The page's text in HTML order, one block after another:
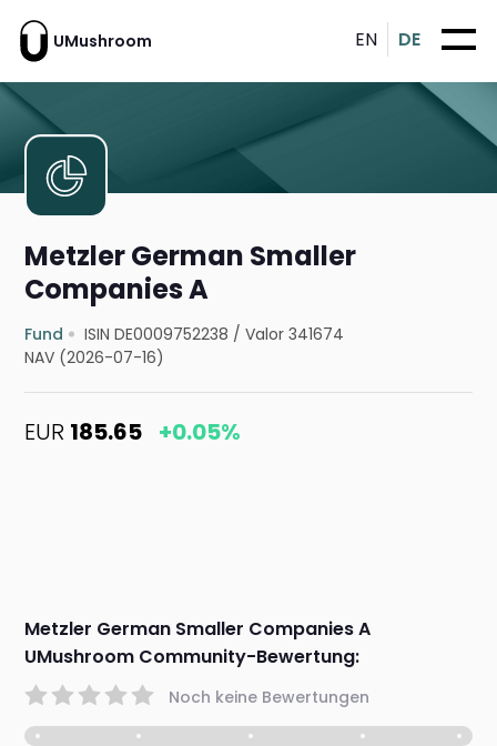
UMushroom EN DE
Metzler German Smaller
Companies A
Fund ISIN DE0009752238 /Valor 341674
NAV (2026-07-16)
EUR 185.65 +0.05%
Metzler German Smaller Companies A
UMushroom Community-Bewertung:
Noch keine Bewertungen